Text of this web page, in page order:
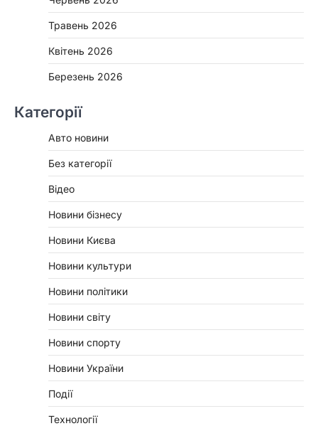
Травень 2026
Квітень 2026
Березень 2026
Категорії
Авто новини
Без категорії
Відео
Новини бізнесу
Новини Києва
Новини культури
Новини політики
Новини світу
Новини спорту
Новини України
Події
Технології